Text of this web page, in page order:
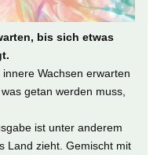
bis sich etwas
Wachsen erwarten
getan werden muss,
ist unter anderem
Land zieht. Gemischt mit